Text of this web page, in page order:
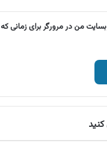
من در مرورگر برای زمانی
کنید